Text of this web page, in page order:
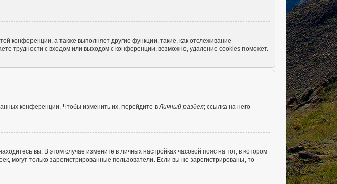
конференции, а также выполняет другие функции, такие, как отслеживание
трудности с входом или выходом с конференции, возможно, удаление cookies поможет.
конференции. Чтобы изменить их, перейдите вЛичный раздел; ссылка на него
вы. В этом случае измените в личных настройках часовой пояс на тот, в котором
могут только зарегистрированные пользователи. Если вы не зарегистрированы, то